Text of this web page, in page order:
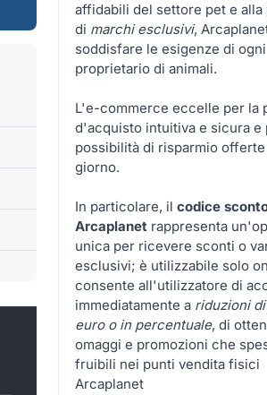
affidabili del settore pet e alla
di marchi esclusivi,
soddisfare le esigenze di ogni
proprietario di animali.
L'e-commerce eccelle per la
d'acquisto intuitiva e sicura e
possibilità di risparmio
giorno.
In particolare, il codice
Arcaplanet rappresenta
unica per ricevere sconti o
esclusivi; è utilizzabile solo
consente all'utilizzatore di
immediatamente a riduzioni
euro o in percentuale, di
omaggi e promozioni che
fruibili nei punti vendita fisici
Arcaplanet